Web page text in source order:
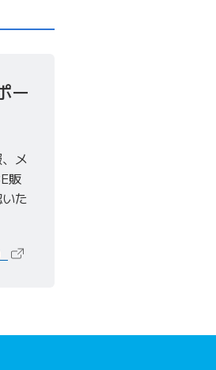
ー
メ
販
た
（新しいタブで開きます）